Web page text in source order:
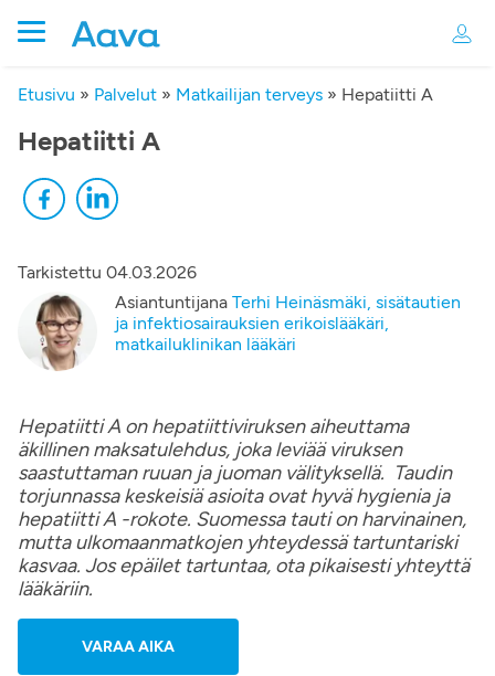
Etusivu » Palvelut » Matkailijan terveys » Hepatiitti A
Hepatiitti A
Tarkistettu 04.03.2026
Asiantuntijana Terhi Heinäsmäki, sisätautien
ja infektiosairauksien erikoislääkäri,
matkailuklinikan lääkäri
Hepatiitti A on hepatiittiviruksen aiheuttama
äkillinen maksatulehdus, joka leviää viruksen
saastuttaman ruuan ja juoman välityksellä. Taudin
torjunnassa keskeisiä asioita ovat hyvä hygienia ja
hepatiitti A -rokote. Suomessa tauti on harvinainen,
mutta ulkomaanmatkojen yhteydessä tartuntariski
kasvaa. Jos epäilet tartuntaa, ota pikaisesti yhteyttä
lääkäriin.
VARAA AIKA